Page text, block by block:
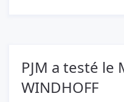
PJM a testé le
WINDHOFF